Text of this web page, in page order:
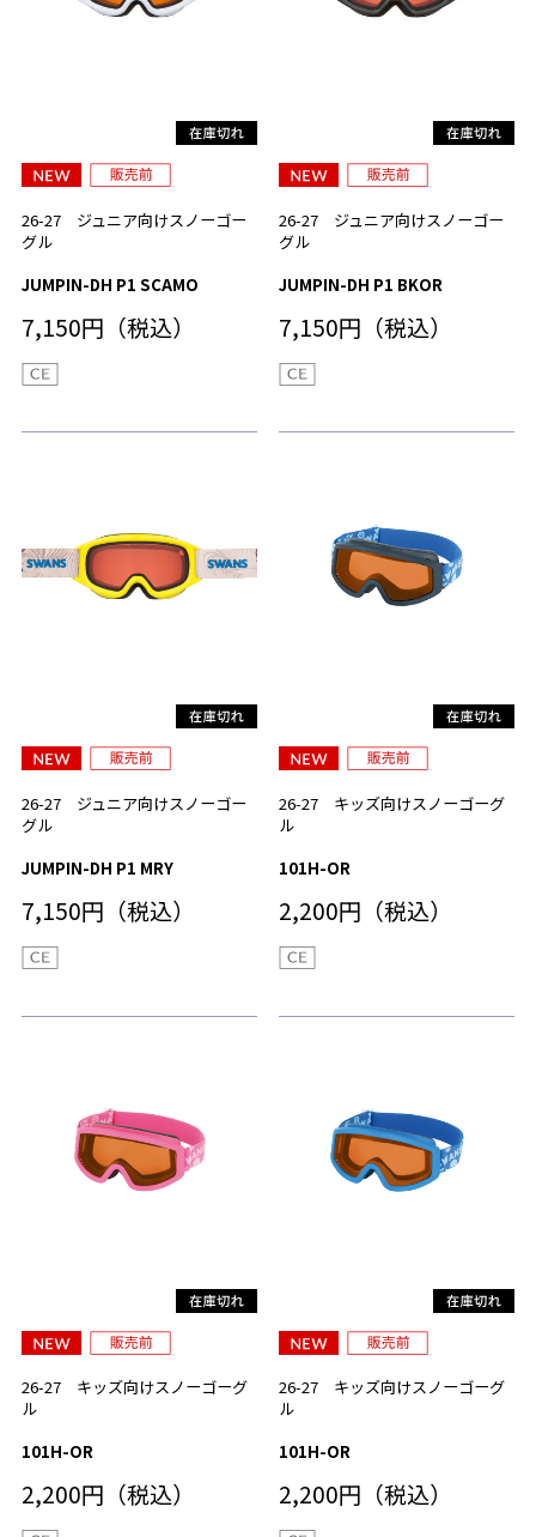
26-27 ジュニア向けスノーゴー
グル
JUMPIN-DH P1 SCAMO
7,150円（税込）
26-27 ジュニア向けスノーゴー
グル
JUMPIN-DH P1 BKOR
7,150円（税込）
26-27 ジュニア向けスノーゴー
グル
JUMPIN-DH P1 MRY
7,150円（税込）
26-27 キッズ向けスノーゴーグ
ル
101H-OR
2,200円（税込）
26-27 キッズ向けスノーゴーグ
ル
101H-OR
2,200円（税込）
26-27 キッズ向けスノーゴーグ
ル
101H-OR
2,200円（税込）